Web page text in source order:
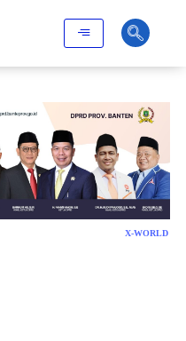
X-WORLD